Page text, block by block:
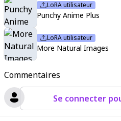
Commentaires
Se connecter
LoRA utilisateur
Punchy Anime Plus
LoRA utilisateur
More Natural Images